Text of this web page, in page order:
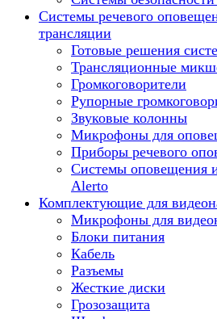
Системы речевого
трансляции
Готовые решения
Трансляционные
Громкоговорители
Рупорные
Звуковые колонны
Микрофоны для
Приборы речевого
Системы оповещения
Alerto
Комплектующие для
Микрофоны для
Блоки питания
Кабель
Разъемы
Жесткие диски
Грозозащита